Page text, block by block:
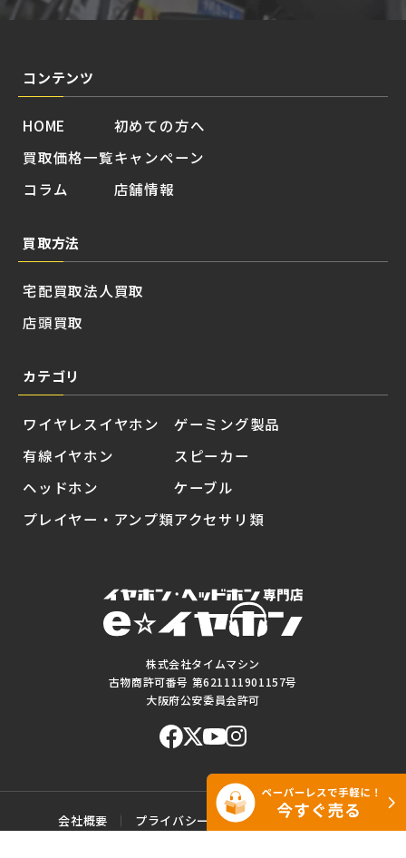
株式会社タイムマシン
古物商許可番号 第621111901157号
大阪府公安委員会許可
コンテンツ
HOME
買取価格一覧
コラム
初めての方へ
キャンペーン
店舗情報
買取方法
宅配買取
店頭買取
法人買取
カテゴリ
ワイヤレスイヤホン
有線イヤホン
ヘッドホン
プレイヤー・アンプ類
ゲーミング製品
スピーカー
ケーブル
アクセサリ類
会社概要 プライバシーポリシー
ご利用規約